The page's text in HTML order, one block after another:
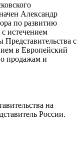
Александр
по развитию
с истечением
Представительства с
в Европейский
продажам и
на
России.